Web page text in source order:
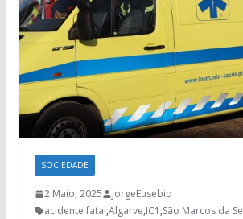
SOCIEDADE
2 Maio, 2025
JorgeEusebio
acidente fatal,Algarve,IC1 ,São Marcos da